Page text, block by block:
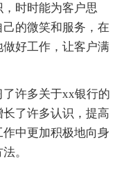
时时能为客户思
的微笑和服务，在
好工作，让客户满
许多关于xx银行的
了许多认识，提高
中更加积极地向身
。